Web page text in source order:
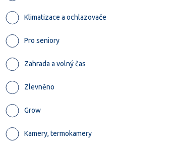
Klimatizace a ochlazovače
Pro seniory
Zahrada a volný čas
Zlevněno
Grow
Kamery, termokamery